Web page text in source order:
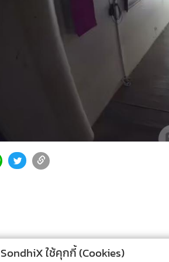
SondhiX ใช้คุกกี้ (Cookies)